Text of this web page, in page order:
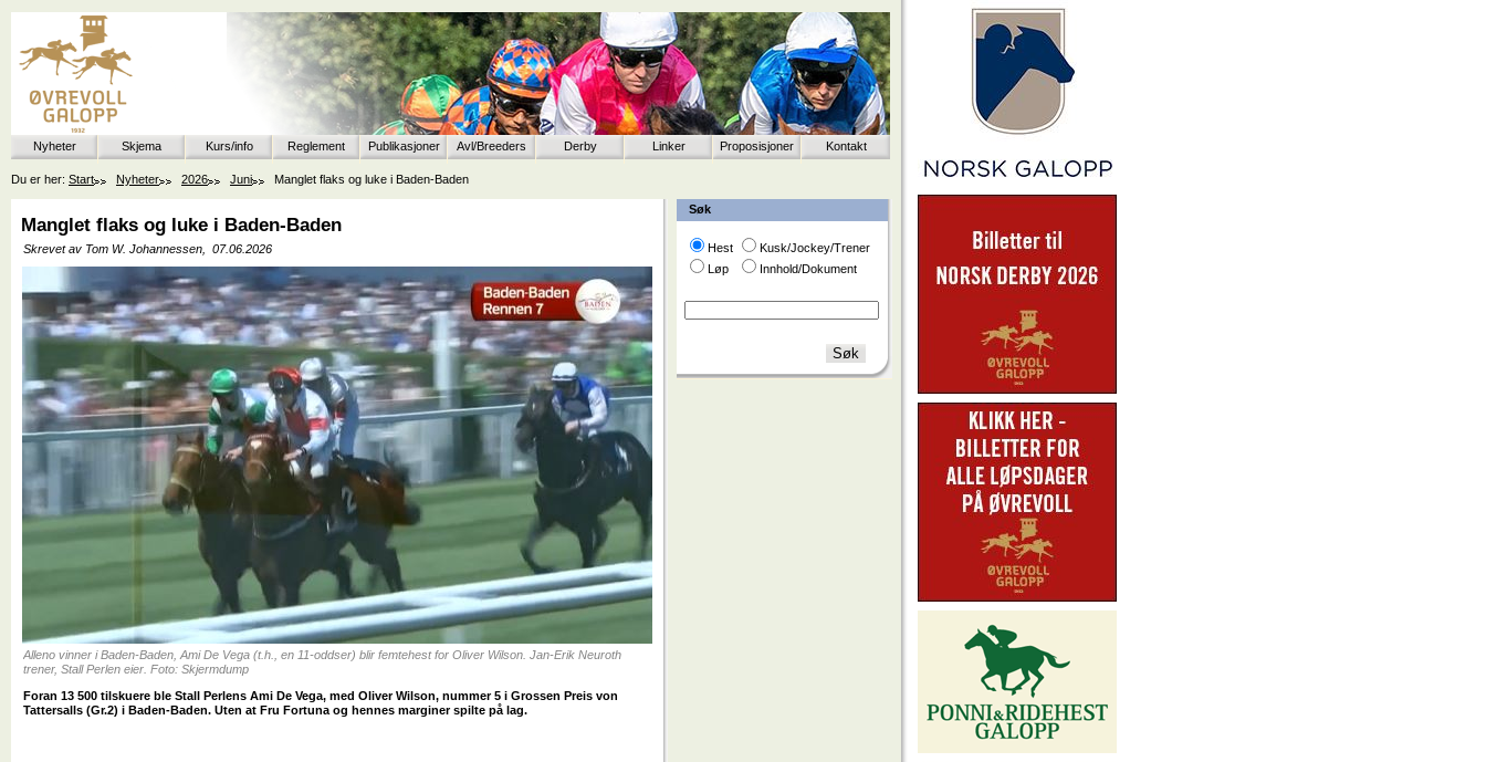
Nyheter Skjema Kurs/info Reglement Publikasjoner Avl/Breeders Derby Linker Proposisjoner Kontakt
Du er her: Start Nyheter 2026 Juni Manglet flaks og luke i Baden-Baden
Søk
Hest
Kusk/Jockey/Trener
Løp
Innhold/Dokument
Manglet flaks og luke i Baden-Baden
Skrevet av Tom W. Johannessen, 07.06.2026
Alleno vinner i Baden-Baden, Ami De Vega (t.h., en 11-oddser) blir femtehest for Oliver Wilson. Jan-Erik Neuroth
trener, Stall Perlen eier. Foto: Skjermdump
Foran 13 500 tilskuere ble Stall Perlens Ami De Vega, med Oliver Wilson, nummer 5 i Grossen Preis von
Tattersalls (Gr.2) i Baden-Baden. Uten at Fru Fortuna og hennes marginer spilte på lag.